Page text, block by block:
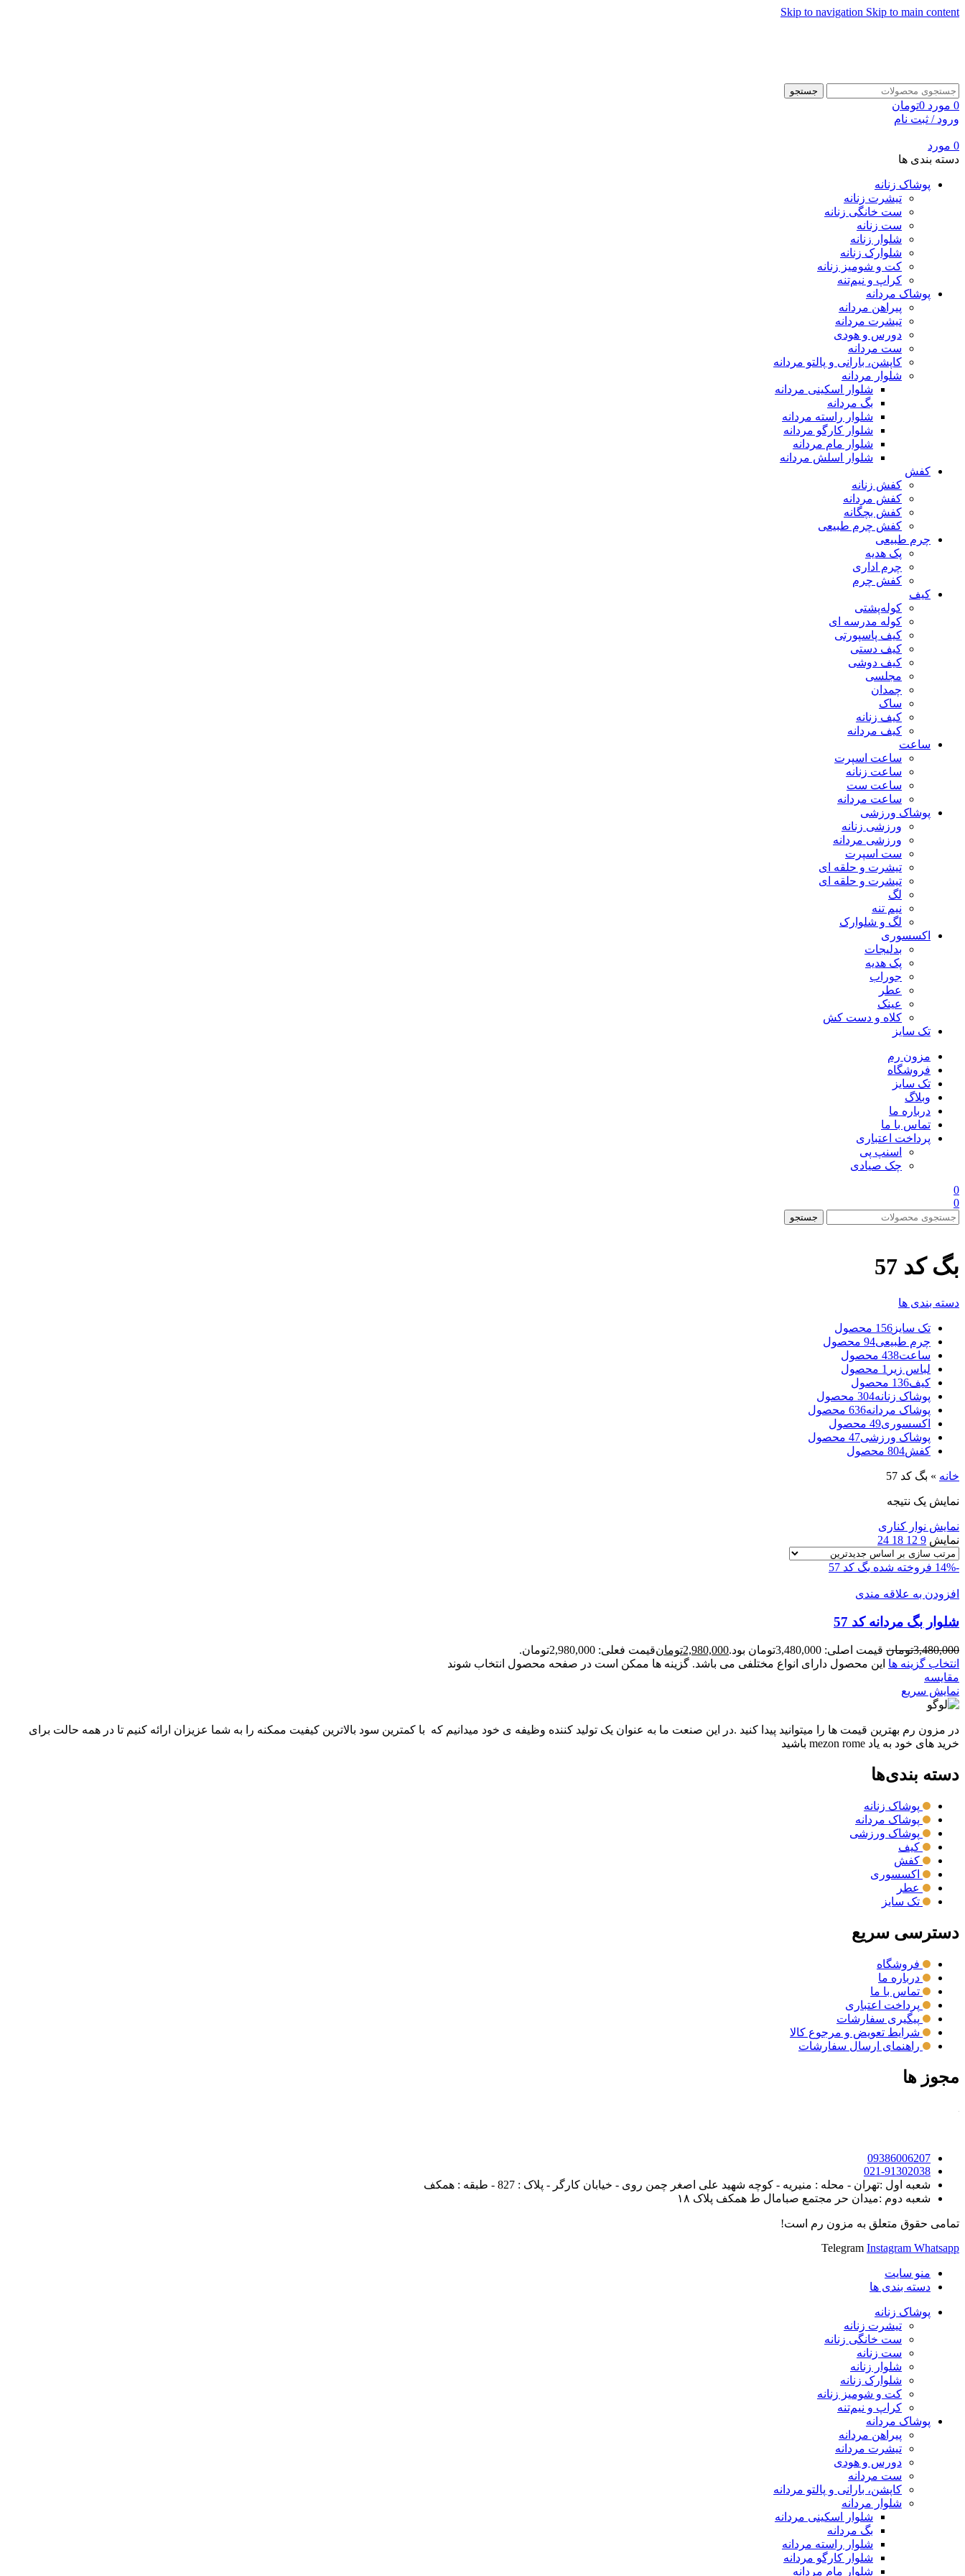
Skip to navigation Skip to main content
جستجو
0 مورد 0تومان
ورود / ثبت نام
0 مورد
دسته بندی ها
پوشاک زنانه
تیشرت زنانه
ست خانگی زنانه
ست زنانه
شلوار زنانه
شلوارک زنانه
کت و شومیز زنانه
کراپ و نیم‌تنه
پوشاک مردانه
پیراهن مردانه
تیشرت مردانه
دورس و هودی
ست مردانه
کاپشن، بارانی و پالتو مردانه
شلوار مردانه
شلوار اسکینی مردانه
بگ مردانه
شلوار راسته مردانه
شلوار کارگو مردانه
شلوار مام مردانه
شلوار اسلش مردانه
کفش
کفش زنانه
کفش مردانه
کفش بچگانه
کفش چرم طبیعی
چرم طبیعی
پک هدیه
چرم اداری
کفش چرم
کیف
کوله‌پشتی
کوله مدرسه ای
کیف پاسپورتی
کیف دستی
کیف دوشی
مجلسی
چمدان
ساک
کیف زنانه
کیف مردانه
ساعت
ساعت اسپرت
ساعت زنانه
ساعت ست
ساعت مردانه
پوشاک ورزشی
ورزشی زنانه
ورزشی مردانه
ست اسپرت
تیشرت و حلقه ای
تیشرت و حلقه ای
لگ
نیم تنه
لگ و شلوارک
اکسسوری
بدلیجات
پک هدیه
جوراب
عطر
عینک
کلاه و دست کش
تک سایز
مزون رم
فروشگاه
تک سایز
وبلاگ
درباره ما
تماس با ما
پرداخت اعتباری
اسنپ پی
چک صیادی
0
0
جستجو
بگ کد 57
دسته بندی ها
تک سایز 156 محصول
چرم طبیعی94 محصول
ساعت438 محصول
لباس زیر 1 محصول
کیف136 محصول
پوشاک زنانه304 محصول
پوشاک مردانه636 محصول
اکسسوری49 محصول
پوشاک ورزشی47 محصول
کفش804 محصول
خانه » بگ کد 57
نمایش یک نتیجه
نمایش نوار کناری
نمایش 9
12
18
24
-14% فروخته شده بگ کد 57
افزودن به علاقه مندی
شلوار بگ مردانه کد 57
3,480,000تومان قیمت اصلی: 3,480,000تومان بود. 2,980,000تومانقیمت فعلی: 2,980,000تومان.
انتخاب گزینه ها این محصول دارای انواع مختلفی می باشد. گزینه ها ممکن است در صفحه محصول انتخاب شوند
مقايسه
نمایش سریع
در مزون رم بهترین قیمت ها را میتوانید پیدا کنید .در این صنعت ما به عنوان یک تولید کننده وظیفه ی خود میدانیم که با کمترین سود بالاترین کیفیت ممکنه را به شما عزیزان ارائه کنیم تا در همه حالت برای
خرید های خود به یاد mezon rome باشید
دسته بندی‌ها
پوشاک زنانه
پوشاک مردانه
پوشاک ورزشی
کیف
کفش
اکسسوری
عطر
تک سایز
دسترسی سریع
فروشگاه
درباره ما
تماس با ما
پرداخت اعتباری
پیگیری سفارشات
شرایط تعویض و مرجوع کالا
راهنمای ارسال سفارشات
مجوز ها
09386006207
021-91302038
شعبه اول :تهران - محله : منیریه - کوچه شهید علی اصغر چمن روی - خیابان کارگر - پلاک : 827 - طبقه : همکف
شعبه دوم :میدان حر مجتمع صبامال ط همکف پلاک ۱۸
تمامی حقوق متعلق به مزون رم است!
Telegram Instagram Whatsapp
منو سایت
دسته بندی ها
پوشاک زنانه
تیشرت زنانه
ست خانگی زنانه
ست زنانه
شلوار زنانه
شلوارک زنانه
کت و شومیز زنانه
کراپ و نیم‌تنه
پوشاک مردانه
پیراهن مردانه
تیشرت مردانه
دورس و هودی
ست مردانه
کاپشن، بارانی و پالتو مردانه
شلوار مردانه
شلوار اسکینی مردانه
بگ مردانه
شلوار راسته مردانه
شلوار کارگو مردانه
شلوار مام مردانه